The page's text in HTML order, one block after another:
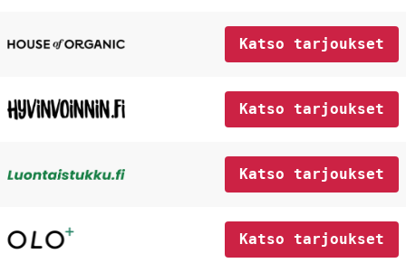
Katso tarjoukset
Katso tarjoukset
Katso tarjoukset
Katso tarjoukset